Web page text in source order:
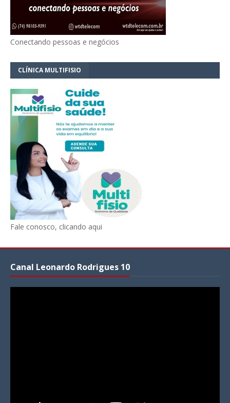
Conectando pessoas e negócios
CLÍNICA MULTIFISIO
Fale conosco, clicando aqui
Canal Leonardo Rodrigues 10